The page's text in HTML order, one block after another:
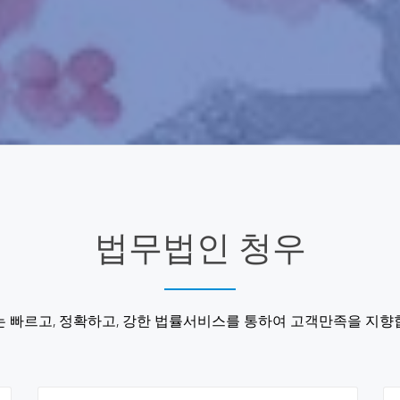
법무법인 청우
빠르고, 정확하고, 강한 법률서비스를 통하여 고객만족을 지향